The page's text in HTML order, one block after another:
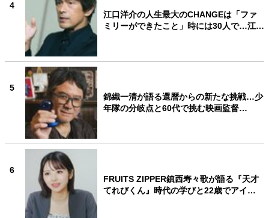
4
江口洋介の人生最大のCHANGEは「ファ
ミリーができたこと」時には30人で…江…
5
錦織一清が語る還暦からの新たな挑戦…少
年隊の分岐点と60代で挑む映画監督…
6
FRUITS ZIPPER鎮西寿々歌が語る『天才
てれびくん』時代の学びと22歳でアイ…